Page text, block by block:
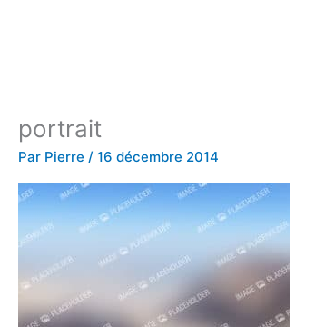
portrait
Par Pierre / 16 décembre 2014